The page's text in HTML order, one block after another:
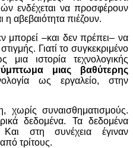
ενδέχεται να προσφέρουν
η αβεβαιότητα πιέζουν.
–και δεν πρέπει– να
Γιατί το συγκεκριμένο
μια ιστορία τεχνολογικής
μιας βαθύτερης
ως εργαλείο, στην
χωρίς συναισθηματισμούς.
δεδομένα. Τα δεδομένα
στη συνέχεια έγιναν
τρίτους.